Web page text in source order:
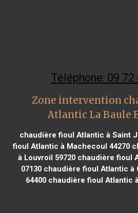
Téléphone: 09 72
Zone intervention
Atlantic La Baule
chaudière fioul Atlantic à Saint
fioul Atlantic à Machecoul 44270
à Louvroil 59720 chaudière fioul
07130chaudière fioul Atlantic à
64400chaudière fioul Atlantic